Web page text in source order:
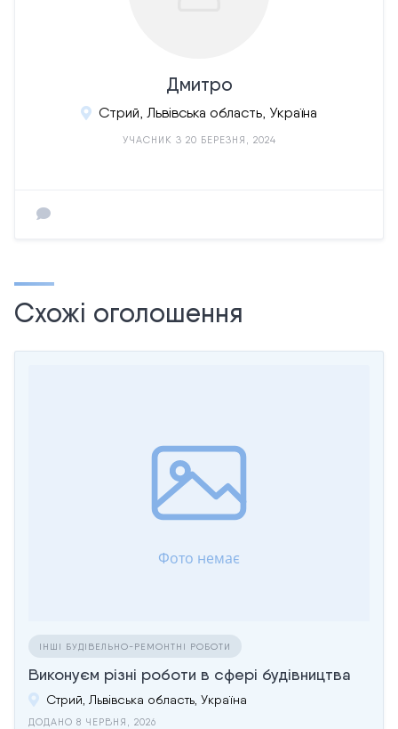
Дмитро
Стрий, Львівська область, Україна
УЧАСНИК З 20 БЕРЕЗНЯ, 2024
Схожі оголошення
ІНШІ БУДІВЕЛЬНО-РЕМОНТНІ РОБОТИ
Виконуєм різні роботи в сфері будівництва
Стрий, Львівська область, Україна
ДОДАНО 8 ЧЕРВНЯ, 2026